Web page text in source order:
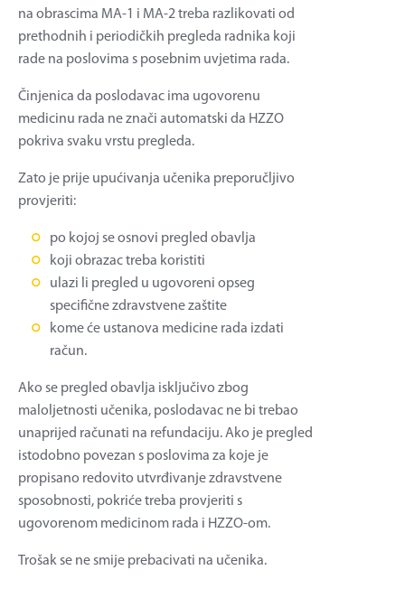
na obrascima MA-1 i MA-2 treba razlikovati od
prethodnih i periodičkih pregleda radnika koji
rade na poslovima s posebnim uvjetima rada.
Činjenica da poslodavac ima ugovorenu
medicinu rada ne znači automatski da HZZO
pokriva svaku vrstu pregleda.
Zato je prije upućivanja učenika preporučljivo
provjeriti:
po kojoj se osnovi pregled obavlja
koji obrazac treba koristiti
ulazi li pregled u ugovoreni opseg
specifične zdravstvene zaštite
kome će ustanova medicine rada izdati
račun.
Ako se pregled obavlja isključivo zbog
maloljetnosti učenika, poslodavac ne bi trebao
unaprijed računati na refundaciju. Ako je pregled
istodobno povezan s poslovima za koje je
propisano redovito utvrđivanje zdravstvene
sposobnosti, pokriće treba provjeriti s
ugovorenom medicinom rada i HZZO-om.
Trošak se ne smije prebacivati na učenika.